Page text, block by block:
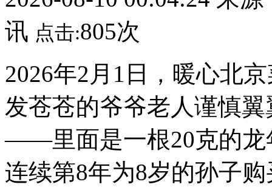
讯 点击:805次
2026年2月1日，暖心北
发苍苍的爷爷老人谨慎
——里面是一根20克的龙
连续第8年为8岁的孙子